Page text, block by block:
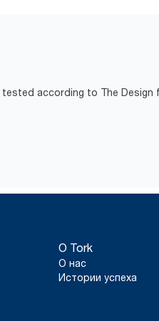
according to The Design
О Tork
О нас
Истории успеха